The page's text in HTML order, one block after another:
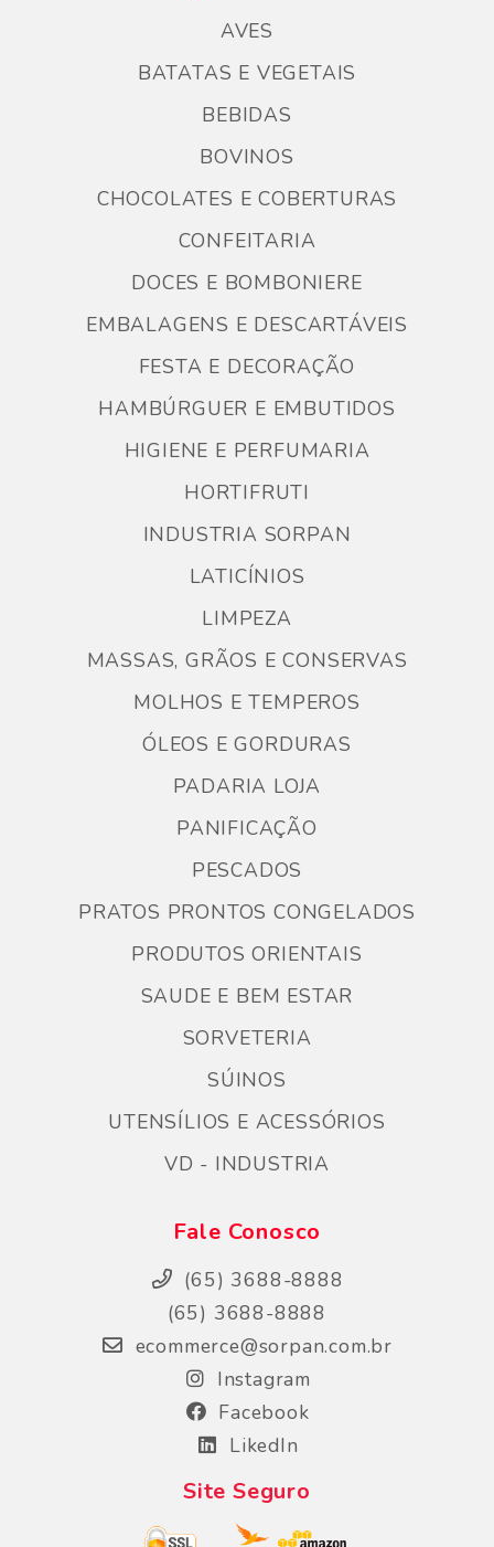
AVES
BATATAS E VEGETAIS
BEBIDAS
BOVINOS
CHOCOLATES E COBERTURAS
CONFEITARIA
DOCES E BOMBONIERE
EMBALAGENS E DESCARTÁVEIS
FESTA E DECORAÇÃO
HAMBÚRGUER E EMBUTIDOS
HIGIENE E PERFUMARIA
HORTIFRUTI
INDUSTRIA SORPAN
LATICÍNIOS
LIMPEZA
MASSAS, GRÃOS E CONSERVAS
MOLHOS E TEMPEROS
ÓLEOS E GORDURAS
PADARIA LOJA
PANIFICAÇÃO
PESCADOS
PRATOS PRONTOS CONGELADOS
PRODUTOS ORIENTAIS
SAUDE E BEM ESTAR
SORVETERIA
SÚINOS
UTENSÍLIOS E ACESSÓRIOS
VD - INDUSTRIA
Fale Conosco
(65) 3688-8888
(65) 3688-8888
ecommerce@sorpan.com.br
Instagram
Facebook
LikedIn
Site Seguro